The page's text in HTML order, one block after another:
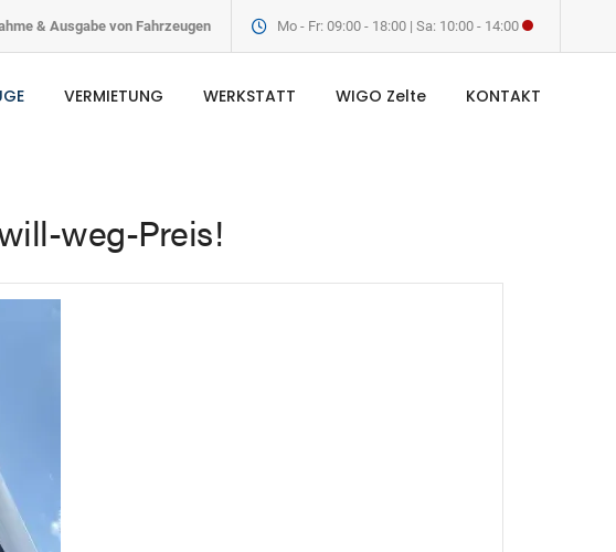
& Ausgabe von Fahrzeugen Mo - Fr: 09:00 - 18:00 | Sa: 10:00 - 14:00
VERMIETUNG WERKSTATT WIGO Zelte KONTAKT
weg-Preis!